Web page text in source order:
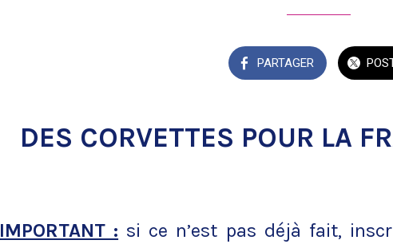
PARTAGER
DES CORVETTES POUR LA
IMPORTANT : si ce n’est pas déjà fait,